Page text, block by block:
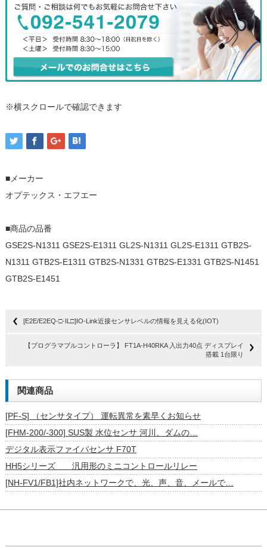
※横スクロールで確認できます
■メーカー
オプテックス・エフエー
■商品の品番
GSE2S-N1311 GSE2S-E1311 GL2S-N1311 GL2S-E1311 GTB2S-
N1311 GTB2S-E1311 GTB2S-N1331 GTB2S-E1331 GTB2S-N1451
GTB2S-E1451
[E2E/E2EQ-□-IL□]IO-Link近接センサレベルの情報を見える化(IOT)
【プログラマブルコントローラ】 FT1A-H40RKA 入出力40点 ディスプレイ
搭載 1台限り
関連商品
[PF-S] （センサタイプ） 運転異常を素早くお知らせ
[FHM-200/-300] SUS製 水位センサ 河川、ダムの…
デジタル表示ファイバセンサ F70T
HH5シリーズ 汎用形のミニコントロールリレー
[NH-FV1/FB1]社内ネットワークで、光、声、音、メールで…